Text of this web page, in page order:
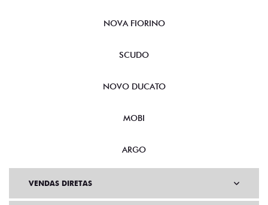
NOVA FIORINO
SCUDO
NOVO DUCATO
MOBI
ARGO
VENDAS DIRETAS